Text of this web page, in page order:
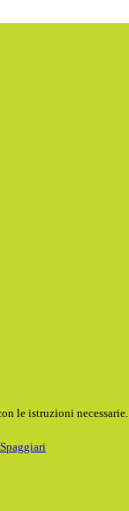
le istruzioni necessarie.